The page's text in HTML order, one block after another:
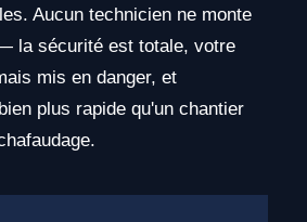
Aucun technicien ne monte
la sécurité est totale, votre
mis en danger, et
plus rapide qu'un chantier